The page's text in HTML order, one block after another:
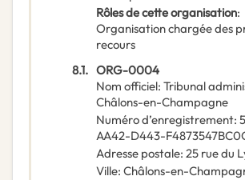
Rôles de cette organisation:
Organisation chargée des
recours
8.1. ORG-0004
Nom officiel: Tribunal
Châlons-en-Champagne
Numéro d’enregistrement:
AA42-D443-
Adresse postale: 25 rue du
Ville: Châlons-en-